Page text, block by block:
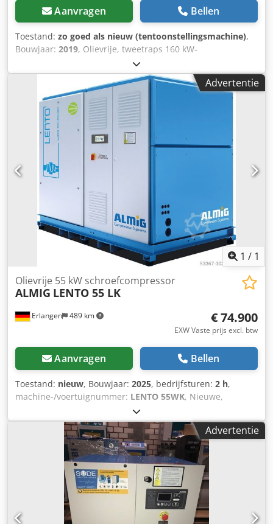
Aanvragen Bellen
Toestand: zo goed als nieuw (tentoonstellingsmachine),
Bouwjaar: 2019, Olievrije, tweetraps 160 kW-
schroefcompressor ALMIG SIMPLEXX 160 LK (luchtgekoeld)
Jaar van fabricage: 2019 Bedrijfsuren: 0 Bh (levertijd 2
weken) Uitrusting: -Besturing: Air Control HighEnd
Technische gegevens Type : SIMPLEXX 160 LK Max.
werkdruk : 8,6 bar Debiet bij 7 bar: 28,2 m³/min
Geïnstalleerd motorvermogen : 160 kW
Beschermingsklasse / isolatieklasse aandrijfmotor : IP 55 /
F Bedrijfsspanning / frequentie : 400 V / 50Hz
Geluidsdrukniveau (DIN 45635 T.13): 73 dB(A)
Persluchtaansluiting : DN 100 Afmetingen en gewicht:
Lengte: 3730 mm Breedte: 1700 mm Hoogte: 1995 mm
Gewicht: 4700 kg Dsdpfxjuz Uzqs Anzokr Handig leasen
mogelijk via onze huisbank. Bezoek onze winkel. We
hebben altijd een grote selectie nieuwe en gebruikte
compressoren op voorraad! Per direct beschikbaar.
Advertentie
1 / 1
Erlangen 489 km
Olievrije 55 kW schroefcompressor
ALMIG LENTO 55 LK
€ 74.900
EXW Vaste prijs excl. btw
Aanvragen Bellen
Toestand: nieuw, Bouwjaar: 2025, bedrijfsturen: 2 h,
machine-/voertuignummer: LENTO 55WK, Nieuwe,
olievrije, met water geïnjecteerde, toerengeregelde
schroefcompressor ALMIG LENTO 55 LK; luchtgekoeld
Nieuwe machine, bouwjaar 2025 Technische gegevens
Type: LENTO 55 LK Mogelijke bedrijfsdrukken van de
installatie (traploos instelbaar): 5 - 10 bar
Leveringscapaciteit bij minimale/maximale toerental,
gemeten volgens ISO 1217 Bijlage C: bij 5 bar min/max:
2,10 / 8,17 m³/min bij 6 bar min/max: 2,04 / 8,02 m³/min bij
7 bar min/max: 1,98 / 7,88 m³/min bij 8 bar min/max: 1,91 /
Advertentie